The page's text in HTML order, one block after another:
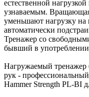
естественной
узнаваемым.
уменьшают нагрузку на
автоматически
Тренажер со
бывший в
Нагружаемый тренажер
рук -
Hammer Strength PL-BI